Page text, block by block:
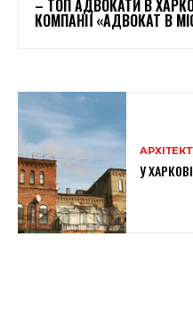
– ТОП АДВОКАТИ В
КОМПАНІЇ «АДВОКАТ В
У